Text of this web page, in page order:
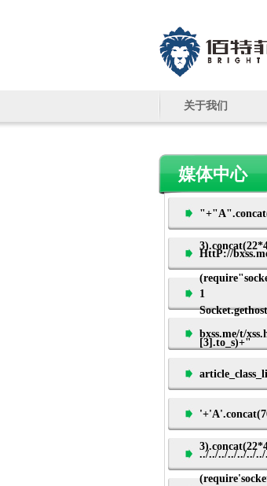
关于我们
媒体中心
[3].to_s)+"
HttP://
1
bxss.me/t/
../../../../../../../